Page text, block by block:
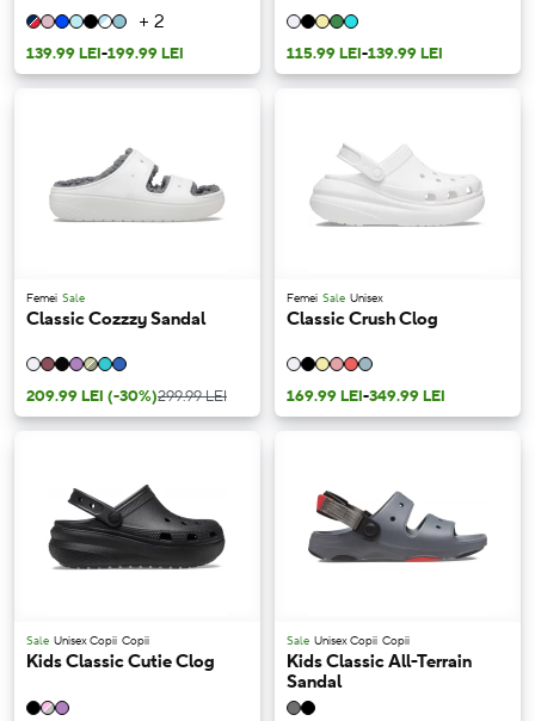
+ 2
139.99 LEI-199.99 LEI 115.99 LEI-139.99 LEI
Femei Sale
Classic Cozzzy Sandal
209.99 LEI (-30%)299.99 LEI
Femei Sale Unisex
Classic Crush Clog
169.99 LEI-349.99 LEI
Sale Unisex Copii Copii
Kids Classic Cutie Clog
Sale Unisex Copii Copii
Kids Classic All-Terrain
Sandal